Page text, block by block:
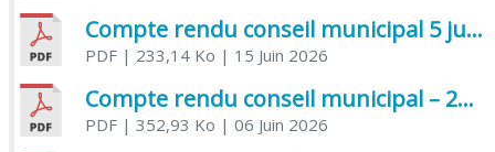
Compte rendu conseil municipal 5 juin 2026 sénatoriale
PDF| 233,14 Ko | 15 Juin 2026
Compte rendu conseil municipal – 21 avril 2026
PDF| 352,93 Ko | 06 Juin 2026